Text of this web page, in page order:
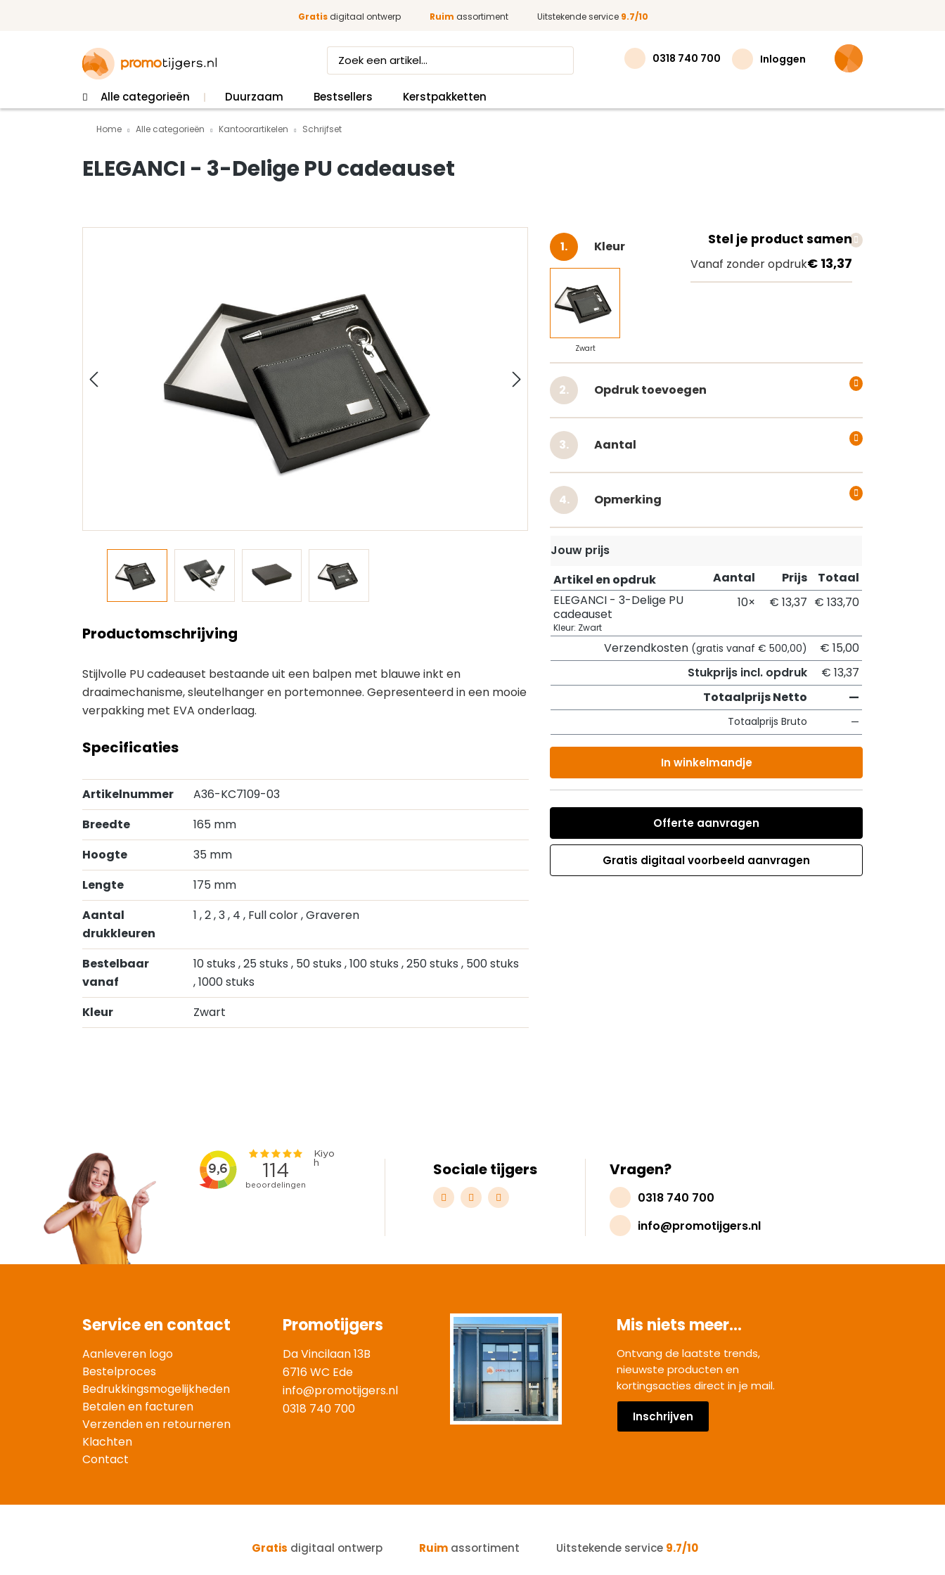
Gratisdigitaal ontwerp Ruim assortiment Uitstekende service 9.7/10
0318 740 700 Inloggen
Alle categorieën Duurzaam Bestsellers Kerstpakketten
Home Alle categorieën Kantoorartikelen Schrijfset
ELEGANCI - 3-Delige PU cadeauset
Productomschrijving
Stijlvolle PU cadeauset bestaande uit een balpen met blauwe inkt en
draaimechanisme, sleutelhanger en portemonnee. Gepresenteerd in een mooie
verpakking met EVA onderlaag.
Specificaties
Artikelnummer
A36-KC7109-03
Breedte
165 mm
Hoogte
35 mm
Lengte
175 mm
Aantal
drukkleuren
1 , 2, 3, 4 , Full color, Graveren
Bestelbaar
vanaf
10 stuks , 25 stuks , 50 stuks , 100 stuks , 250 stuks , 500 stuks
, 1000 stuks
Kleur
Zwart
Stel je product samen
Vanaf zonder opdruk€ 13,37
Selecteer
Kleur
Zwart
Opdruk toevoegen
Aantal
Opmerking
Jouw prijs
Artikel en opdruk
Aantal Prijs
Totaal
ELEGANCI - 3-Delige PU
cadeauset
Kleur: Zwart
10× € 13,37 € 133,70
Verzendkosten (gratis vanaf € 500,00)
€ 15,00
Stukprijs incl. opdruk
€ 13,37
Totaalprijs Netto
—
Totaalprijs Bruto —
In winkelmandje
Offerte aanvragen
Gratis digitaal voorbeeld aanvragen
Sociale tijgers Vragen?
0318 740 700
info@promotijgers.nl
Service en contact
Aanleveren logo
Bestelproces
Bedrukkingsmogelijkheden
Betalen en facturen
Verzenden en retourneren
Klachten
Contact
Promotijgers
Da Vincilaan 13B
6716 WC Ede
info@promotijgers.nl
0318 740 700
Mis niets meer...
Ontvang de laatste trends,
nieuwste producten en
kortingsacties direct in je mail.
Inschrijven
Gratis digitaal ontwerp Ruim assortiment Uitstekende service 9.7/10